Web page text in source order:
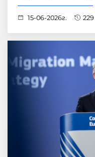
15-06-2026г. 229